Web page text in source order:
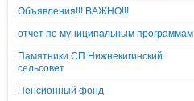
Объявления!!! ВАЖНО!!!
отчет по муниципальным программам
Памятники СП Нижнекигинский
сельсовет
Пенсионный фонд